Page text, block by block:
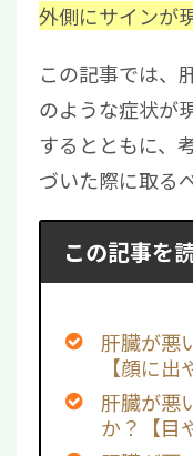
外側にサインが
この記事では、
のような症状が
するとともに、
づいた際に取る
この記事を
肝臓が悪
【顔に出
肝臓が悪
か？【目